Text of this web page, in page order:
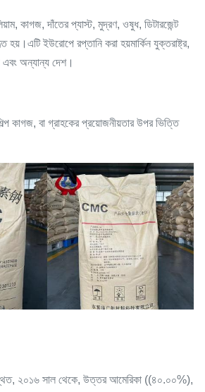
কাগজ, দাঁতের প্যাস্ট, মুদ্রণ, ওষুধ, ডিটারজেন্ট
হয়।এটি ইউরোপে রপ্তানি করা হয়মার্কিন যুক্তরাষ্ট্র,
এবং অন্যান্য দেশ।
কাগজ, বা গ্রাহকের প্রয়োজনীয়তার উপর ভিত্তি
২০১৬ সাল থেকে, উত্তর আমেরিকা ((৪০.০০%),